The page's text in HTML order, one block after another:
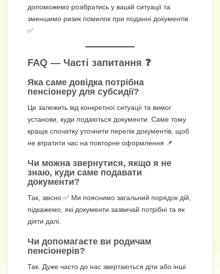
допоможемо розібратись у вашій ситуації та
зменшимо ризик помилок при поданні документів
✅
FAQ — Часті запитання ❓
Яка саме довідка потрібна
пенсіонеру для субсидії?
Це залежить від конкретної ситуації та вимог
установи, куди подаються документи. Саме тому
краще спочатку уточнити перелік документів, щоб
не втратити час на повторне оформлення 📌
Чи можна звернутися, якщо я не
знаю, куди саме подавати
документи?
Так, звісно ✅ Ми пояснимо загальний порядок дій,
підкажемо, які документи зазвичай потрібні та як
діяти далі.
Чи допомагаєте ви родичам
пенсіонерів?
Так. Дуже часто до нас звертаються діти або інші